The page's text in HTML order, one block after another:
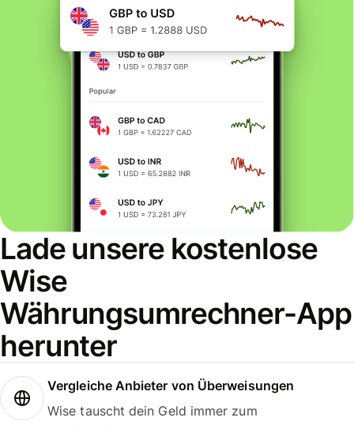
Lade unsere kostenlose
Wise
Währungsumrechner-App
herunter
Vergleiche Anbieter von Überweisungen
Wise tauscht dein Geld immer zum